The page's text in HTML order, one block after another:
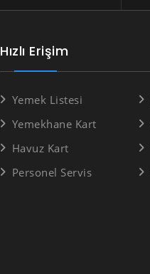
Hızlı Erişim
Yemek Listesi
Yemekhane Kart
Havuz Kart
Personel Servis